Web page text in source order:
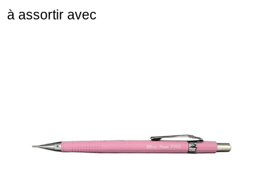
à assortir avec